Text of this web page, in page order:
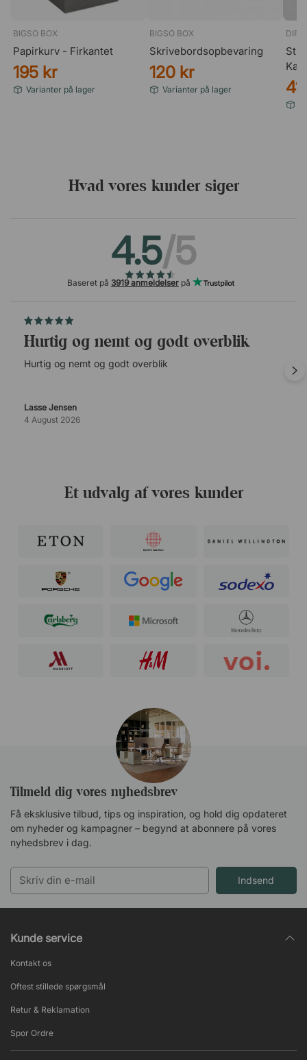
BIGSO BOX
Papirkurv - Firkantet
195 kr
Varianter på lager
BIGSO BOX
Skrivebordsopbevaring
120 kr
Varianter på lager
Hvad vores kunder siger
4.5/5
Baseret på 3919 anmeldelserpå
Hurtig og nemt og godt overblik
Hurtig og nemt og godt overblik
Lasse Jensen
4 August 2026
Et udvalg af vores kunder
Tilmeld dig vores nyhedsbrev
Få eksklusive tilbud, tips og inspiration, og hold dig opdateret
om nyheder og kampagner – begynd at abonnere på vores
nyhedsbrev i dag.
Indsend
Kunde service
Kontakt os
Oftest stillede spørgsmål
Retur & Reklamation
Spor Ordre